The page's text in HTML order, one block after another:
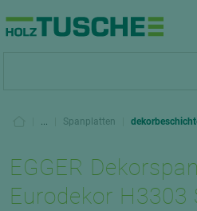
... Spanplatten
EGGER
Eurodekor H3303